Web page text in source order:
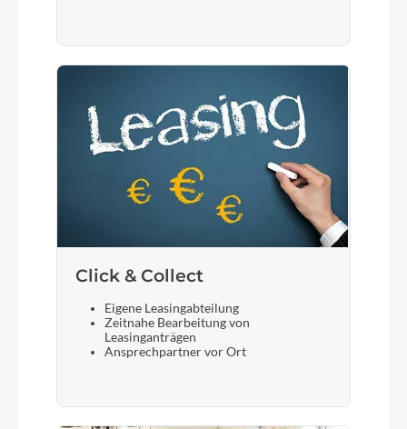
Click & Collect
Eigene Leasingabteilung
Zeitnahe Bearbeitung von
Leasinganträgen
Ansprechpartner vor Ort